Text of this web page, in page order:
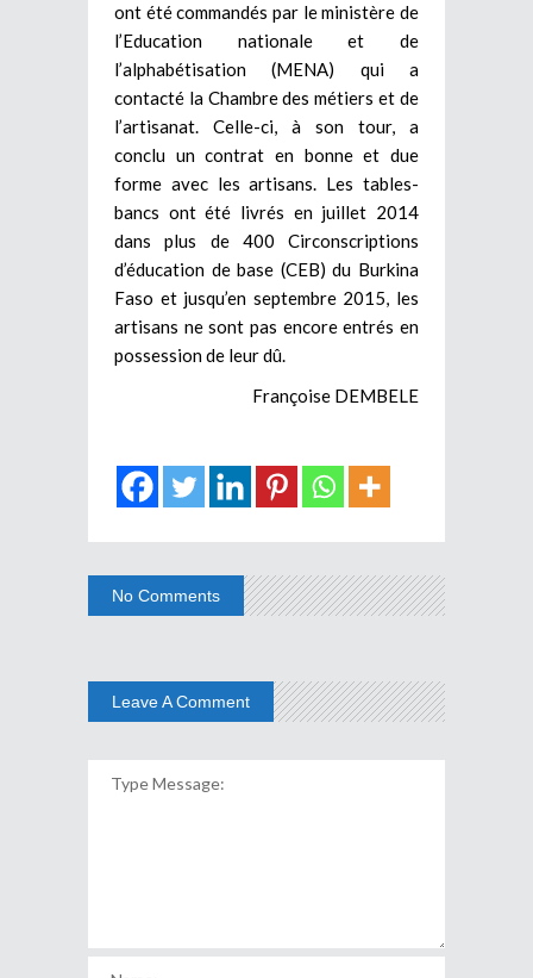
ont été commandés par le ministère de
l’Education nationale et de
l’alphabétisation (MENA) qui a
contacté la Chambre des métiers et de
l’artisanat. Celle-ci, à son tour, a
conclu un contrat en bonne et due
forme avec les artisans. Les tables-
bancs ont été livrés en juillet 2014
dans plus de 400 Circonscriptions
d’éducation de base (CEB) du Burkina
Faso et jusqu’en septembre 2015, les
artisans ne sont pas encore entrés en
possession de leur dû.
Françoise DEMBELE
No Comments
Leave A Comment